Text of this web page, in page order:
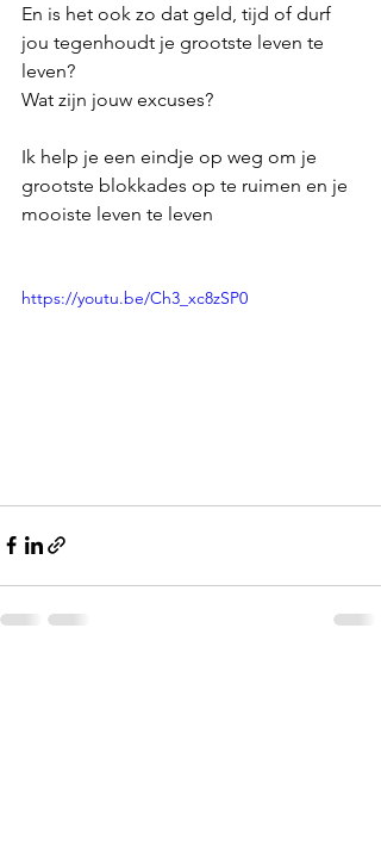
En is het ook zo dat geld, tijd of durf
jou tegenhoudt je grootste leven te
leven?
Wat zijn jouw excuses?
Ik help je een eindje op weg om je
grootste blokkades op te ruimen en je
mooiste leven te leven
https://youtu.be/Ch3_xc8zSP0